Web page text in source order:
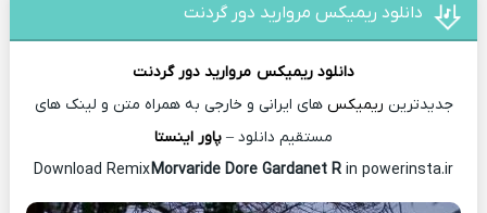
دانلود ریمیکس مروارید دور گردنت
دانلود ریمیکس مروارید دور گردنت
جدیدترین ریمیکس های ایرانی و خارجی به همراه متن و لینک های
مستقیم دانلود – پاور اینستا
Download Remix
Morvaride Dore Gardanet R in powerinsta.ir